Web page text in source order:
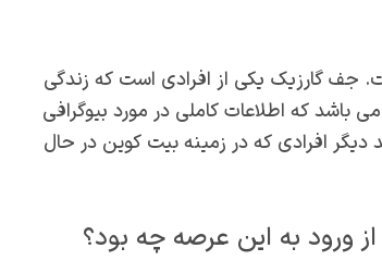
جف گارزیک یکی از افرادی است که زندگی
باشد که اطلاعات کاملی در مورد بیوگرافی
افرادی که در زمینه بیت کوین در حال
ورود به این عرصه چه بود؟